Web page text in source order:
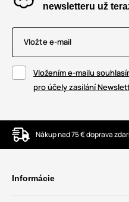
newsletteru už
Vložte e-mail
Vložením e-mailu
pro účely zasílání
Nákup nad 75 € doprava
Informácie